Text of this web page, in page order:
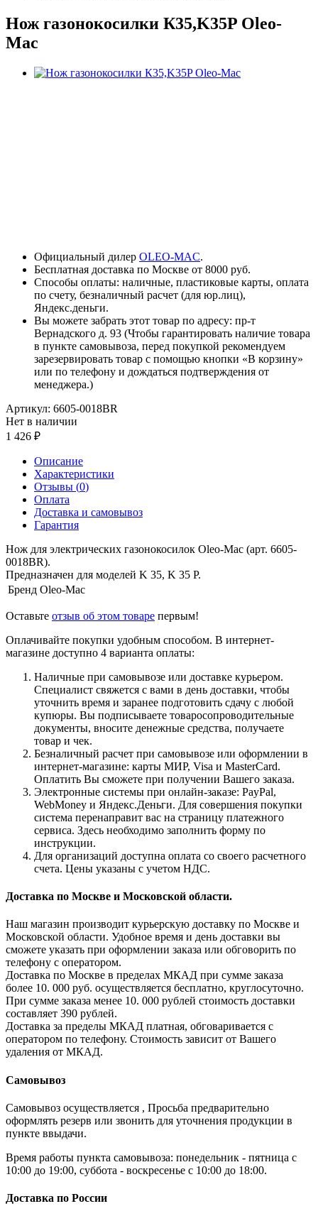
Нож газонокосилки К35,K35P Oleo-
Mac
Официальный дилер OLEO-MAC.
Бесплатная доставка по Москве от 8000 руб.
Способы оплаты: наличные, пластиковые карты, оплата
по счету, безналичный расчет (для юр.лиц),
Яндекс.деньги.
Вы можете забрать этот товар по адресу: пр-т
Вернадского д. 93 (Чтобы гарантировать наличие товара
в пункте самовывоза, перед покупкой рекомендуем
зарезервировать товар с помощью кнопки «В корзину»
или по телефону и дождаться подтверждения от
менеджера.)
Артикул: 6605-0018BR
Нет в наличии
1 426
Описание
Характеристики
Отзывы (0)
Оплата
Доставка и самовывоз
Гарантия
Нож для электрических газонокосилок Oleo-Mac (арт. 6605-
0018BR).
Предназначен для моделей K 35, K 35 P.
Бренд Oleo-Mac
Оставьте отзыв об этом товаре первым!
Оплачивайте покупки удобным способом. В интернет-
магазине доступно 4 варианта оплаты:
Наличные при самовывозе или доставке курьером.
Специалист свяжется с вами в день доставки, чтобы
уточнить время и заранее подготовить сдачу с любой
купюры. Вы подписываете товаросопроводительные
документы, вносите денежные средства, получаете
товар и чек.
Безналичный расчет при самовывозе или оформлении в
интернет-магазине: карты МИР, Visa и MasterCard.
Оплатить Вы сможете при получении Вашего заказа.
Электронные системы при онлайн-заказе: PayPal,
WebMoney и Яндекс.Деньги. Для совершения покупки
система перенаправит вас на страницу платежного
сервиса. Здесь необходимо заполнить форму по
инструкции.
Для организаций доступна оплата со своего расчетного
счета. Цены указаны с учетом НДС.
Доставка по Москве и Московской области.
Наш магазин производит курьерскую доставку по Москве и
Московской области. Удобное время и день доставки вы
сможете указать при оформлении заказа или обговорить по
телефону с оператором.
Доставка по Москве в пределах МКАД при сумме заказа
более 10. 000 руб. осуществляется бесплатно, круглосуточно.
При сумме заказа менее 10. 000 рублей стоимость доставки
составляет 390 рублей.
Доставка за пределы МКАД платная, обговаривается с
оператором по телефону. Стоимость зависит от Вашего
удаления от МКАД.
Самовывоз
Самовывоз осуществляется , Просьба предварительно
оформлять резерв или звонить для уточнения продукции в
пункте ввыдачи.
Время работы пункта самовывоза: понедельник - пятница с
10:00 до 19:00, суббота - воскресенье с 10:00 до 18:00.
Доставка по России